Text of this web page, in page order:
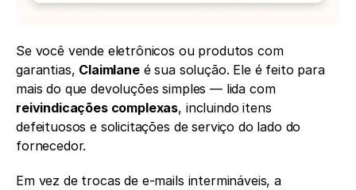
Se você vende eletrônicos ou produtos com
garantias, Claimlane é sua solução. Ele é feito para
mais do que devoluções simples — lida com
reivindicações complexas, incluindo itens
defeituosos e solicitações de serviço do lado do
fornecedor.
Em vez de trocas de e-mails intermináveis, a